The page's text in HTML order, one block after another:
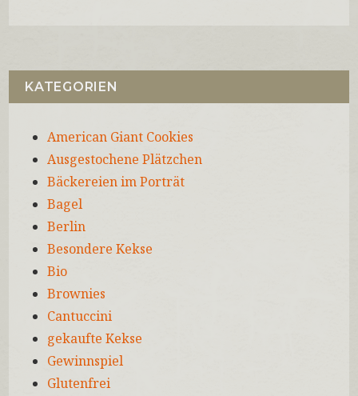
KATEGORIEN
American Giant Cookies
Ausgestochene Plätzchen
Bäckereien im Porträt
Bagel
Berlin
Besondere Kekse
Bio
Brownies
Cantuccini
gekaufte Kekse
Gewinnspiel
Glutenfrei